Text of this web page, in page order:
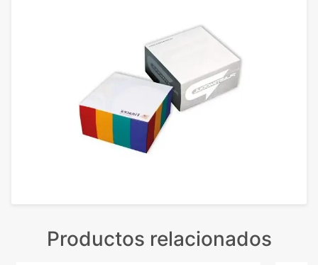
Productos relacionados